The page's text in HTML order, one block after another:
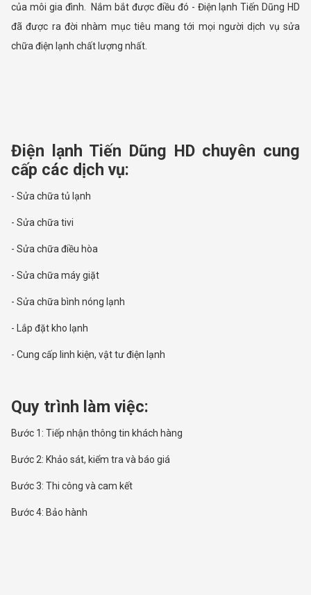
của môi gia đình. Nắm bắt được điều đó - Điện lạnh Tiến Dũng HD
đã được ra đời nhàm mục tiêu mang tới mọi người dịch vụ sửa
chữa điện lạnh chất lượng nhất.
Điện lạnh Tiến Dũng HD chuyên cung
cấp các dịch vụ:
- Sửa chữa tủ lạnh
- Sửa chữa tivi
- Sửa chữa điều hòa
- Sửa chữa máy giặt
- Sửa chữa bình nóng lạnh
- Lắp đặt kho lạnh
- Cung cấp linh kiện, vật tư điện lạnh
Quy trình làm việc:
Bước 1: Tiếp nhận thông tin khách hàng
Bước 2: Khảo sát, kiểm tra và báo giá
Bước 3: Thi công và cam kết
Bước 4: Bảo hành